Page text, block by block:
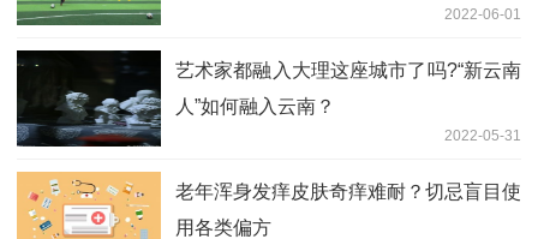
2022-06-01
艺术家都融入大理这座城市了吗?“新云南
人”如何融入云南？
2022-05-31
老年浑身发痒皮肤奇痒难耐？切忌盲目使
用各类偏方